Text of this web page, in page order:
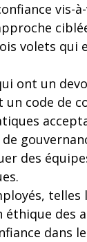
vis-
volets qui
ont un
code de
des
telles
des
dans